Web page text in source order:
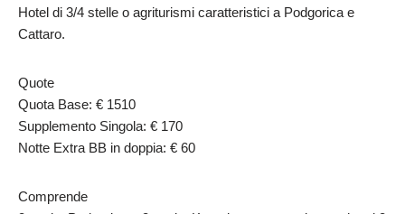
Hotel di 3/4 stelle o agriturismi caratteristici a Podgorica e
Cattaro.
Quote
Quota Base: € 1510
Supplemento Singola: € 170
Notte Extra BB in doppia: € 60
Comprende